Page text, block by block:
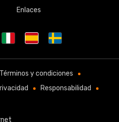
Enlaces
Términos y condiciones
Responsabilidad